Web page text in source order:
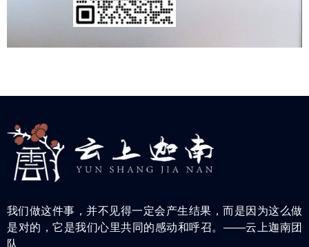
我们做这件事，并不见得一定会产生结果，而是因为这么做
是对的，它是我们心里共同的感动和呼召。——云上迦南团
队